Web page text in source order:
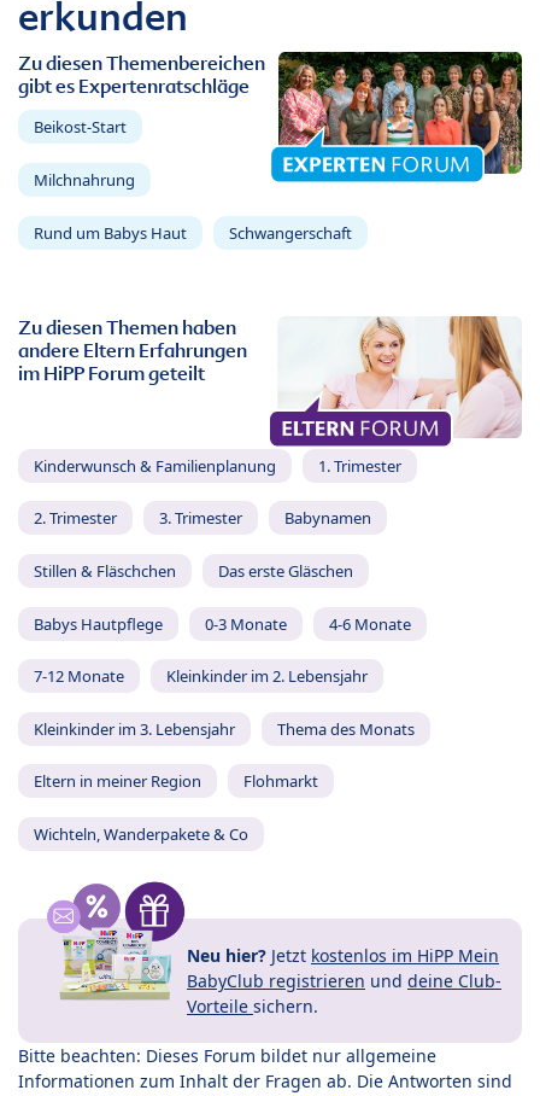
erkunden
Zu diesen Themenbereichen
gibt es Expertenratschläge
Beikost-Start
Milchnahrung
Rund um Babys Haut Schwangerschaft
Zu diesen Themen haben
andere Eltern Erfahrungen
im HiPP Forum geteilt
Kinderwunsch & Familienplanung 1. Trimester
2. Trimester 3. Trimester Babynamen
Stillen & Fläschchen Das erste Gläschen
Babys Hautpflege 0-3 Monate 4-6 Monate
7-12 Monate Kleinkinder im 2. Lebensjahr
Kleinkinder im 3. Lebensjahr Thema des Monats
Eltern in meiner Region Flohmarkt
Wichteln, Wanderpakete & Co
Neu hier? Jetzt kostenlos im HiPP Mein
BabyClub registrieren und deine Club-
Vorteile sichern.
Bitte beachten: Dieses Forum bildet nur allgemeine
Informationen zum Inhalt der Fragen ab. Die Antworten sind